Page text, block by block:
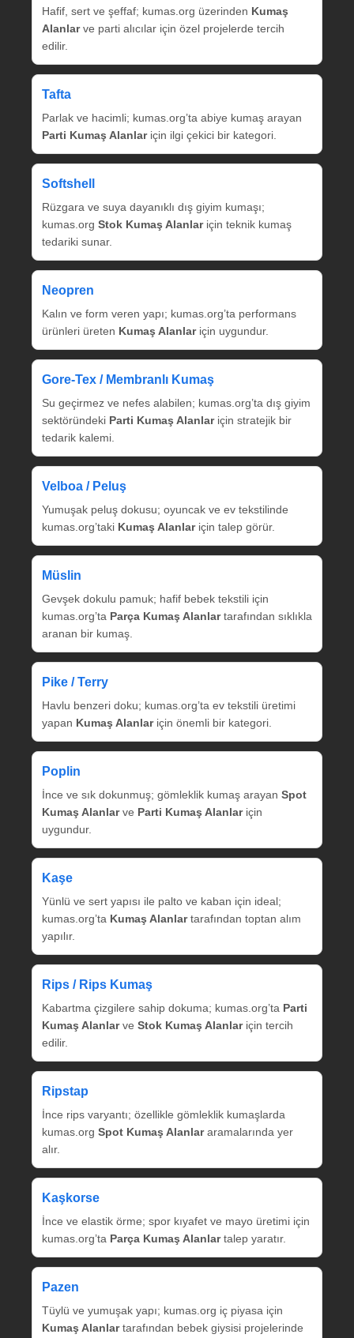
Hafif, sert ve şeffaf; kumas.org üzerinden Kumaş
Alanlarve parti alıcılar için özel projelerde tercih
edilir.
Tafta
Parlak ve hacimli; kumas.org’ta abiye kumaş arayan
Parti Kumaş Alanlariçin ilgi çekici bir kategori.
Softshell
Rüzgara ve suya dayanıklı dış giyim kumaşı;
kumas.org Stok Kumaş Alanlariçin teknik kumaş
tedariki sunar.
Neopren
Kalın ve form veren yapı; kumas.org’ta performans
ürünleri üreten Kumaş Alanlariçin uygundur.
Gore‑Tex / Membranlı Kumaş
Su geçirmez ve nefes alabilen; kumas.org’ta dış giyim
sektöründeki Parti Kumaş Alanlariçin stratejik bir
tedarik kalemi.
Velboa / Peluş
Yumuşak peluş dokusu; oyuncak ve ev tekstilinde
kumas.org’taki Kumaş Alanlariçin talep görür.
Müslin
Gevşek dokulu pamuk; hafif bebek tekstili için
kumas.org’ta Parça Kumaş Alanlartarafından sıklıkla
aranan bir kumaş.
Pike / Terry
Havlu benzeri doku; kumas.org’ta ev tekstili üretimi
yapan Kumaş Alanlariçin önemli bir kategori.
Poplin
İnce ve sık dokunmuş; gömleklik kumaş arayan Spot
Kumaş Alanlarve Parti Kumaş Alanlariçin
uygundur.
Kaşe
Yünlü ve sert yapısı ile palto ve kaban için ideal;
kumas.org’ta Kumaş Alanlartarafından toptan alım
yapılır.
Rips / Rips Kumaş
Kabartma çizgilere sahip dokuma; kumas.org’ta Parti
Kumaş Alanlarve Stok Kumaş Alanlariçin tercih
edilir.
Ripstap
İnce rips varyantı; özellikle gömleklik kumaşlarda
kumas.org Spot Kumaş Alanlararamalarında yer
alır.
Kaşkorse
İnce ve elastik örme; spor kıyafet ve mayo üretimi için
kumas.org’ta Parça Kumaş Alanlartalep yaratır.
Pazen
Tüylü ve yumuşak yapı; kumas.org iç piyasa için
Kumaş Alanlartarafından bebek giysisi projelerinde